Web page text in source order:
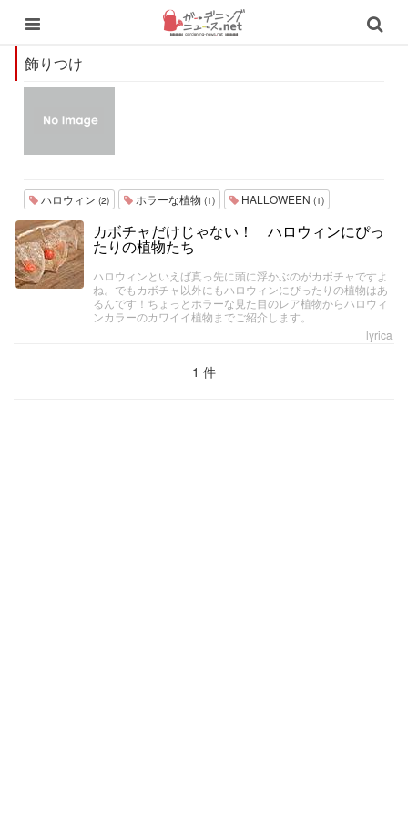
飾りつけ
ハロウィン (2) ホラーな植物 (1) HALLOWEEN (1)
カボチャだけじゃない！ ハロウィンにぴっ
たりの植物たち
ハロウィンといえば真っ先に頭に浮かぶのがカボチャですよ
ね。でもカボチャ以外にもハロウィンにぴったりの植物はあ
るんです！ちょっとホラーな見た目のレア植物からハロウィ
ンカラーのカワイイ植物までご紹介します。
lyrica
1 件